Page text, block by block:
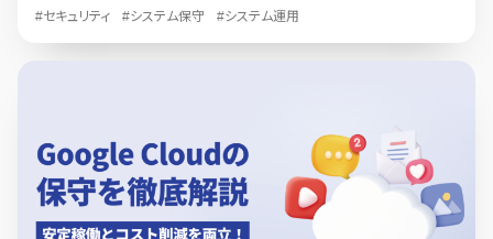
#セキュリティ #システム保守 #システム運用